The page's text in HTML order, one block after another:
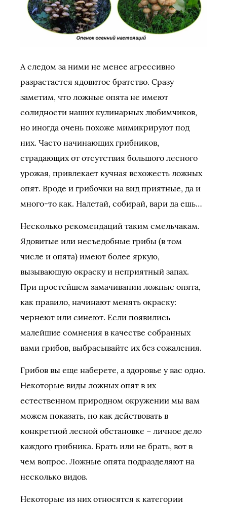
А следом за ними не менее агрессивно
разрастается ядовитое братство. Сразу
заметим, что ложные опята не имеют
солидности наших кулинарных любимчиков,
но иногда очень похоже мимикрируют под
них. Часто начинающих грибников,
страдающих от отсутствия большого лесного
урожая, привлекает кучная всхожесть ложных
опят. Вроде и грибочки на вид приятные, да и
много-то как. Налетай, собирай, вари да ешь…
Несколько рекомендаций таким смельчакам.
Ядовитые или несъедобные грибы (в том
числе и опята) имеют более яркую,
вызывающую окраску и неприятный запах.
При простейшем замачивании ложные опята,
как правило, начинают менять окраску:
чернеют или синеют. Если появились
малейшие сомнения в качестве собранных
вами грибов, выбрасывайте их без сожаления.
Грибов вы еще наберете, а здоровье у вас одно.
Некоторые виды ложных опят в их
естественном природном окружении мы вам
можем показать, но как действовать в
конкретной лесной обстановке – личное дело
каждого грибника. Брать или не брать, вот в
чем вопрос. Ложные опята подразделяют на
несколько видов.
Некоторые из них относятся к категории